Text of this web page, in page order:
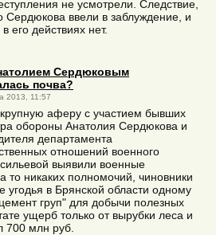
не усмотрели. Следствие,
Сердюкова ввели в заблуждение, и
его действиях нет.
Сердюковым
почва?
2013, 11:57
аферу с участием бывших
обороны Анатолия Сердюкова и
департамента
отношений военного
выявили военные
то никаких полномочий, чиновники
угодья в Брянской области одному
груп" для добычи полезных
ущерб только от вырубки леса и
700 млн руб.